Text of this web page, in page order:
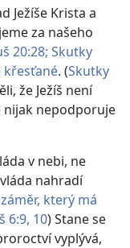
Ježíše Krista a
za našeho
20:28; Skutky
křesťané. (Skutky
že Ježíš není
nijak nepodporuje
v nebi, ne
nahradí
záměr, který má
6:9, 10) Stane se
vyplývá,